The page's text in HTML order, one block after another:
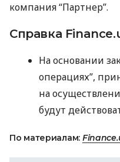
компания “Партнер”.
Справка
На основании
операциях”,
на
будут
По материалам: